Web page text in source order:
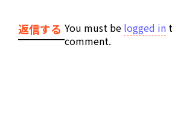
返信する You must be logged in
comment.